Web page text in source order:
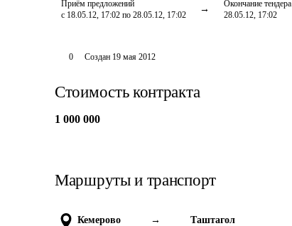
Приём предложений
с 18.05.12, 17:02 по 28.05.12, 17:02
Окончание тендера
28.05.12, 17:02
0 Создан 19 мая 2012
Стоимость контракта
1 000 000
Маршруты и транспорт
Кемерово → Таштагол